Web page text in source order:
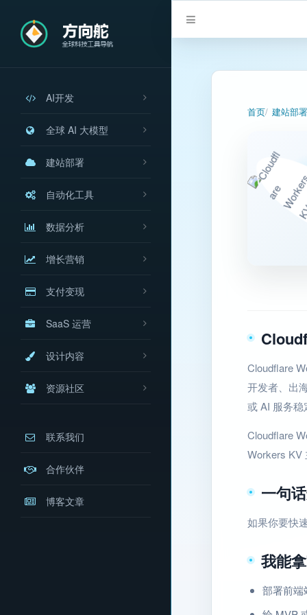
AI开发
全球 AI 大模型
建站部署
自动化工具
数据分析
增长营销
支付变现
SaaS 运营
设计内容
资源社区
联系我们
合作伙伴
博客文章
首页 建站部署
Cloudflare
开发者、出
或 AI 服务
Cloudflare
Workers KV
一句
如果你要快
我能
部署前端